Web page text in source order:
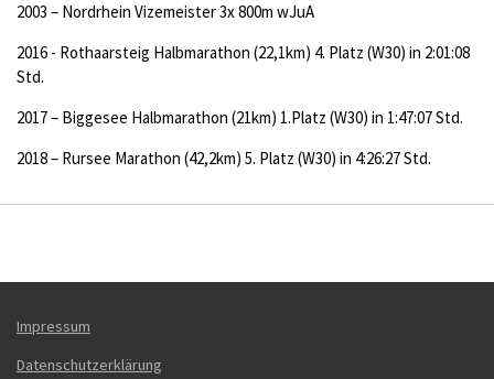
2003 – Nordrhein Vizemeister 3x 800m wJuA
2016 - Rothaarsteig Halbmarathon (22,1km) 4. Platz (W30) in 2:01:08
Std.
2017 – Biggesee Halbmarathon (21km) 1.Platz (W30) in 1:47:07 Std.
2018 – Rursee Marathon (42,2km) 5. Platz (W30) in 4:26:27 Std.
Impressum
Datenschutzerklärung